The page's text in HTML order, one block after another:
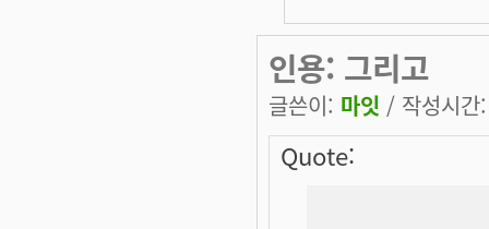
인용: 그리고
글쓴이: 마잇 / 작성시
Quote: